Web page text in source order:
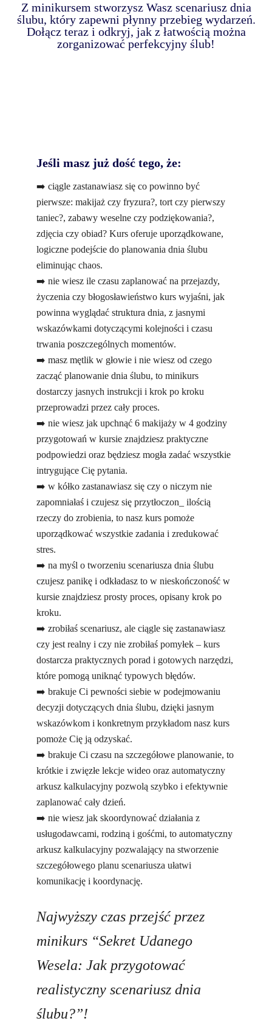
Z minikursem stworzysz Wasz scenariusz dnia
ślubu, który zapewni płynny przebieg wydarzeń.
Dołącz teraz i odkryj, jak z łatwością można
zorganizować perfekcyjny ślub!
Jeśli masz już dość tego, że:
➡️ ciągle zastanawiasz się co powinno być
pierwsze: makijaż czy fryzura?, tort czy pierwszy
taniec?, zabawy weselne czy podziękowania?,
zdjęcia czy obiad? Kurs oferuje uporządkowane,
logiczne podejście do planowania dnia ślubu
eliminując chaos.
➡️ nie wiesz ile czasu zaplanować na przejazdy,
życzenia czy błogosławieństwo kurs wyjaśni, jak
powinna wyglądać struktura dnia, z jasnymi
wskazówkami dotyczącymi kolejności i czasu
trwania poszczególnych momentów.
➡️ masz mętlik w głowie i nie wiesz od czego
zacząć planowanie dnia ślubu, to minikurs
dostarczy jasnych instrukcji i krok po kroku
przeprowadzi przez cały proces.
➡️ nie wiesz jak upchnąć 6 makijaży w 4 godziny
przygotowań w kursie znajdziesz praktyczne
podpowiedzi oraz będziesz mogła zadać wszystkie
intrygujące Cię pytania.
➡️ w kółko zastanawiasz się czy o niczym nie
zapomniałaś i czujesz się przytłoczon_ ilością
rzeczy do zrobienia, to nasz kurs pomoże
uporządkować wszystkie zadania i zredukować
stres.
➡️ na myśl o tworzeniu scenariusza dnia ślubu
czujesz panikę i odkładasz to w nieskończoność w
kursie znajdziesz prosty proces, opisany krok po
kroku.
➡️ zrobiłaś scenariusz, ale ciągle się zastanawiasz
czy jest realny i czy nie zrobiłaś pomyłek – kurs
dostarcza praktycznych porad i gotowych narzędzi,
które pomogą uniknąć typowych błędów.
➡️ brakuje Ci pewności siebie w podejmowaniu
decyzji dotyczących dnia ślubu, dzięki jasnym
wskazówkom i konkretnym przykładom nasz kurs
pomoże Cię ją odzyskać.
➡️ brakuje Ci czasu na szczegółowe planowanie, to
krótkie i zwięzłe lekcje wideo oraz automatyczny
arkusz kalkulacyjny pozwolą szybko i efektywnie
zaplanować cały dzień.
➡️ nie wiesz jak skoordynować działania z
usługodawcami, rodziną i gośćmi, to automatyczny
arkusz kalkulacyjny pozwalający na stworzenie
szczegółowego planu scenariusza ułatwi
komunikację i koordynację.
Najwyższy czas przejść przez
minikurs “Sekret Udanego
Wesela: Jak przygotować
realistyczny scenariusz dnia
ślubu?”!